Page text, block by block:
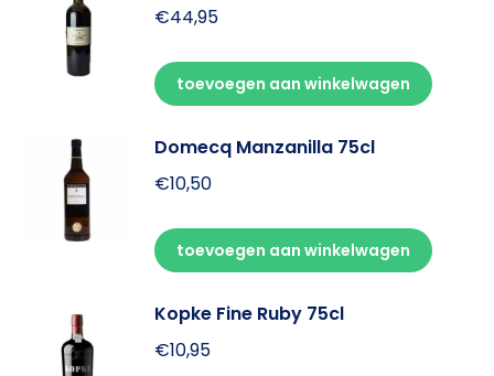
€44,95
toevoegen aan winkelwagen
Domecq Manzanilla 75cl
€10,50
toevoegen aan winkelwagen
Kopke Fine Ruby 75cl
€10,95